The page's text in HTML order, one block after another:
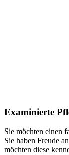
Examinierte
Sie möchten einen
Sie haben Freude
möchten diese